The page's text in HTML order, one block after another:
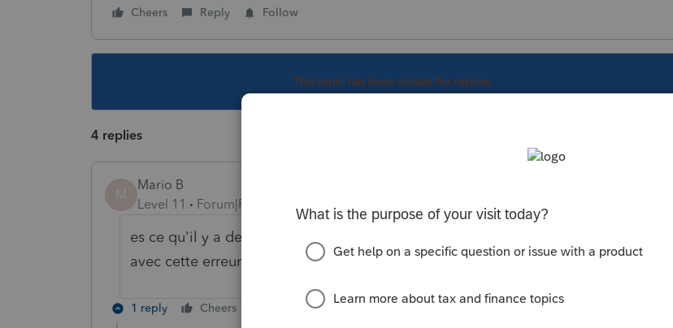
Cheers Reply Follow
This topic has been closed for replies.
4 replies
M
Mario B
Level 11
Forum|Forum|6 years ago
es ce qu'il y a des substitutions à l'annexe 5 et annexe 1 sur la déclaration
avec cette erreur?
1 reply Cheers